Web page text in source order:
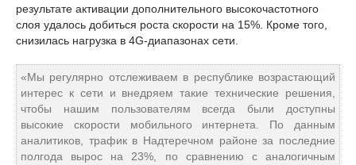
результате активации дополнительного высокочастотного
слоя удалось добиться роста скорости на 15%. Кроме того,
снизилась нагрузка в 4G-диапазонах сети.
«Мы регулярно отслеживаем в республике возрастающий
интерес к сети и внедряем такие технические решения,
чтобы нашим пользователям всегда были доступны
высокие скорости мобильного интернета. По данным
аналитиков, трафик в Надтеречном районе за последние
полгода вырос на 23%, по сравнению с аналогичным